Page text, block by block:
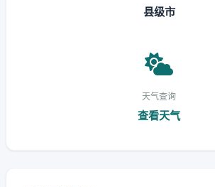
县级市
天气查询
查看天气